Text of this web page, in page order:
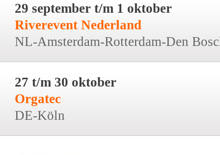
29 september t/m 1 oktober
Riverevent Nederland
NL-Amsterdam-Rotterdam-Den
27 t/m 30 oktober
Orgatec
DE-Köln